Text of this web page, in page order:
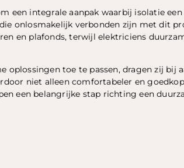
een integrale aanpak waarbij isolatie
onlosmakelijk verbonden zijn met dit
en plafonds, terwijl elektriciens
oplossingen toe te passen, dragen zij bij
niet alleen comfortabeler en
een belangrijke stap richting een